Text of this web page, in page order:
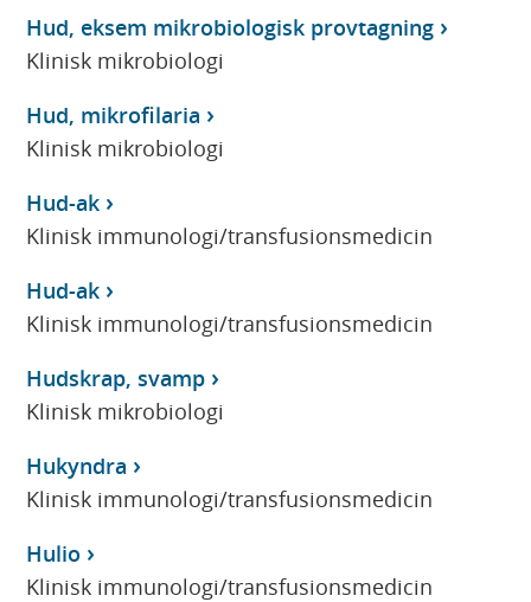
Hud, eksem mikrobiologisk provtagning
Klinisk mikrobiologi
Hud, mikrofilaria
Klinisk mikrobiologi
Hud-ak
Klinisk immunologi/transfusionsmedicin
Hud-ak
Klinisk immunologi/transfusionsmedicin
Hudskrap, svamp
Klinisk mikrobiologi
Hukyndra
Klinisk immunologi/transfusionsmedicin
Hulio
Klinisk immunologi/transfusionsmedicin